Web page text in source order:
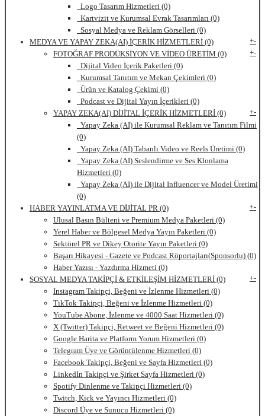
Logo Tasarım Hizmetleri (0)
Kartvizit ve Kurumsal Evrak Tasarımları (0)
Sosyal Medya ve Reklam Görselleri (0)
MEDYA VE YAPAY ZEKA(AI) İÇERİK HİZMETLERİ (0)
+-
FOTOĞRAF PRODÜKSİYON VE VİDEO ÜRETİM (0)
+-
Dijital Video İçerik Paketleri (0)
Kurumsal Tanıtım ve Mekan Çekimleri (0)
Ürün ve Katalog Çekimi (0)
Podcast ve Dijital Yayın İçerikleri (0)
YAPAY ZEKA(AI) DİJİTAL İÇERİK HİZMETLERİ (0)
+-
Yapay Zeka (AI) ile Kurumsal Reklam ve Tanıtım Filmi
(0)
Yapay Zeka (AI) Tabanlı Video ve Reels Üretimi (0)
Yapay Zeka (AI) Seslendirme ve Ses Klonlama
Hizmetleri (0)
Yapay Zeka (AI) ile Dijital Influencer ve Model Üretimi
(0)
HABER YAYINLATMA VE DİJİTAL PR (0)
+-
Ulusal Basın Bülteni ve Premium Medya Paketleri (0)
Yerel Haber ve Bölgesel Medya Yayın Paketleri (0)
Sektörel PR ve Dikey Otorite Yayın Paketleri (0)
Başarı Hikayesi - Gazete ve Podcast Röportajları(Sponsorlu) (0)
Haber Yazısı - Yazdırma Hizmeti (0)
SOSYAL MEDYA TAKİPÇİ & ETKİLEŞİM HİZMETLERİ (0)
+-
Instagram Takipçi, Beğeni ve İzlenme Hizmetleri (0)
TikTok Takipçi, Beğeni ve İzlenme Hizmetleri (0)
YouTube Abone, İzlenme ve 4000 Saat Hizmetleri (0)
X (Twitter) Takipçi, Retweet ve Beğeni Hizmetleri (0)
Google Harita ve Platform Yorum Hizmetleri (0)
Telegram Üye ve Görüntülenme Hizmetleri (0)
Facebook Takipçi, Beğeni ve Sayfa Hizmetleri (0)
LinkedIn Takipçi ve Şirket Sayfa Hizmetleri (0)
Spotify Dinlenme ve Takipçi Hizmetleri (0)
Twitch, Kick ve Yayıncı Hizmetleri (0)
Discord Üye ve Sunucu Hizmetleri (0)